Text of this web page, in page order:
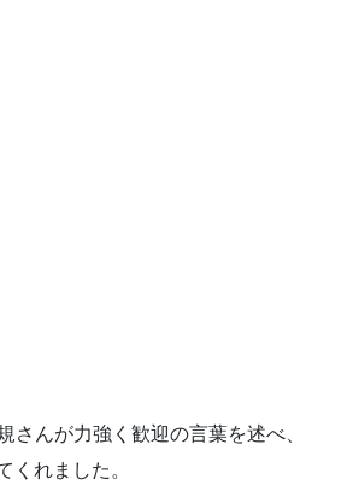
んが力強く歓迎の言葉を述べ、
れました。